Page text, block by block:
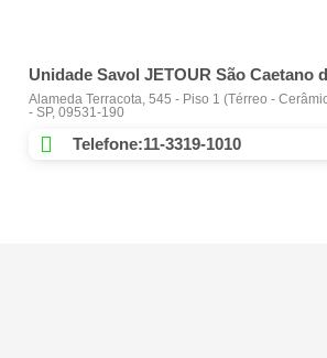
Unidade Savol JETOUR São Caetano
Alameda Terracota, 545 - Piso 1 (Térreo -
- SP, 09531-190
Telefone:11-3319-1010